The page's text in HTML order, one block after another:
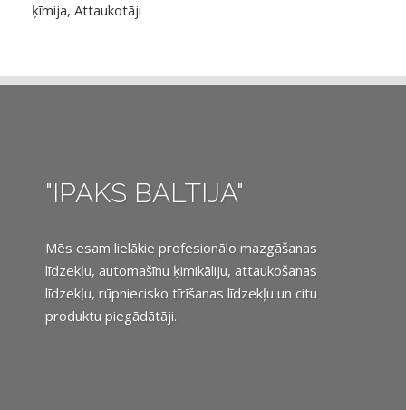
ķīmija, Attaukotāji
"IPAKS BALTIJA"
Mēs esam lielākie profesionālo mazgāšanas
līdzekļu, automašīnu ķimikāliju, attaukošanas
līdzekļu, rūpniecisko tīrīšanas līdzekļu un citu
produktu piegādātāji.